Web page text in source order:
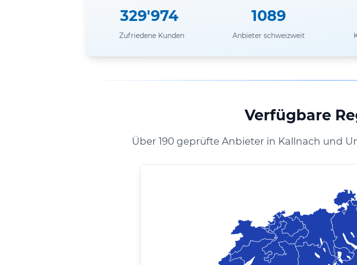
329'974
Zufriedene Kunden
1089
Anbieter schweizweit
Verfügbare
Über 190 geprüfte Anbieter in Kallnach und